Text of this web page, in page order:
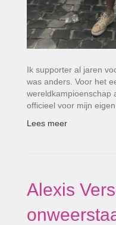
Ik supporter al jaren
was anders. Voor het
wereldkampioenschap
officieel voor mijn
Lees meer
Alexis